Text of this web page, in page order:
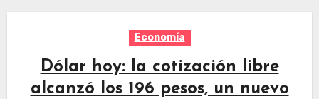
Economía
Dólar hoy: la cotización libre
alcanzó los 196 pesos, un nuevo